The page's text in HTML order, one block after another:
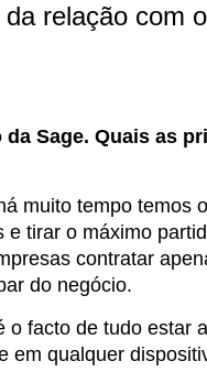
relação com
Sage. Quais as
muito tempo temos
tirar o máximo
contratar
do negócio.
o facto de tudo estar
qualquer